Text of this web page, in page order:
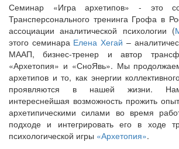
Семинар «Игра архетипов» - это
Трансперсонального тренинга Грофа в
ассоциации аналитической психологии (
этого семинара Елена Хегай –
МААП, бизнес-тренер и автор
«Архетопия» и «СноЯвь». Мы
архетипов и то, как энергии
проявляются в нашей жизни. Нам
интереснейшая возможность прожить
архетипическими силами во время
подходе и интегрировать его в ходе
психологической игры «Архетопия».